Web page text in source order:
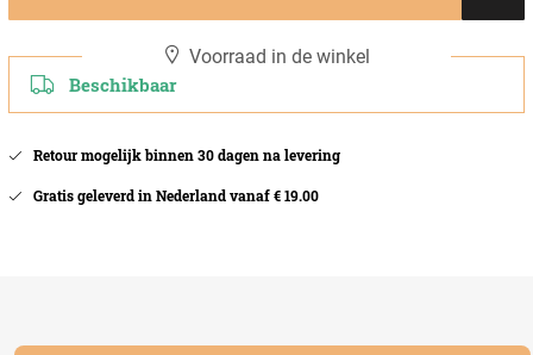
Voorraad in de winkel
Beschikbaar
Retour mogelijk binnen 30 dagen na levering
Gratis geleverd in Nederland vanaf € 19.00